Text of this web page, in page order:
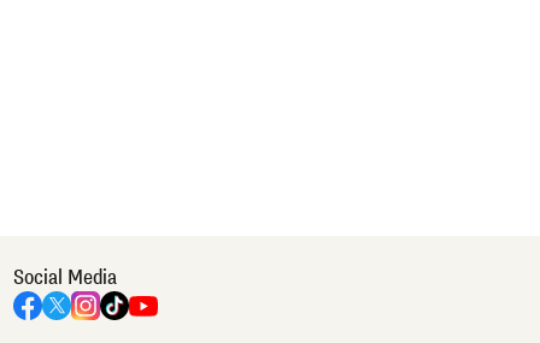
Social Media